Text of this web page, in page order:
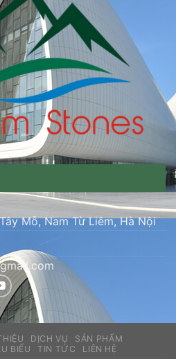
Mỗ, Nam Từ Liêm, Hà Nội
DỊCH VỤ
SẢN PHẨM
BIỂU
TIN TỨC LIÊN HỆ